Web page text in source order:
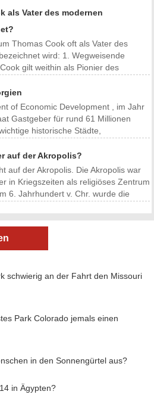
als Vater des modernen
Thomas Cook oft als Vater des
wird: 1. Wegweisende
gilt weithin als Pionier des
Gruppe von Abstinenzbefü
of Economic Development , im Jahr
Gastgeber für rund 61 Millionen
historische Städte,
einen fairen Anteil a
auf der Akropolis?
auf der Akropolis. Die Akropolis war
in Kriegszeiten als religiöses Zentrum
6. Jahrhundert v. Chr. wurde die
schwierig an der Fahrt den Missouri
Park Colorado jemals einen
in den Sonnengürtel aus?
in Ägypten?